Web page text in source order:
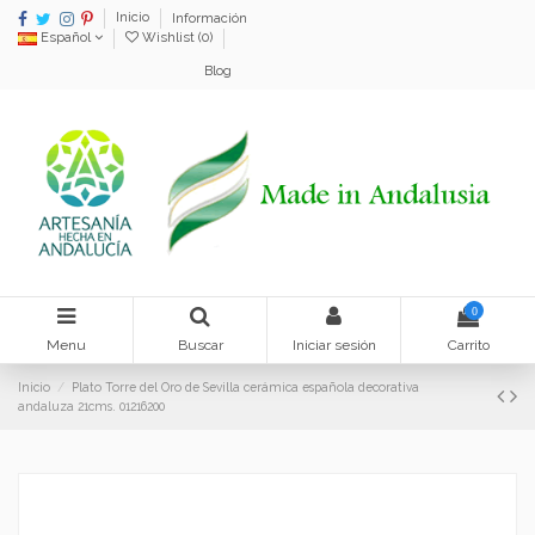
Inicio
Información
Español
Wishlist (0)
Blog
Menu Buscar Iniciar sesión
0
Carrito
Inicio
Plato Torre del Oro de Sevilla cerámica española decorativa
andaluza 21cms. 01216200